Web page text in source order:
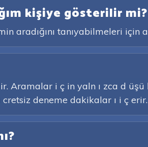
kişiye gösterilir mi?
aradığını tanıyabilmeleri için
Aramalar i ç in yaln ı zca d üşü
deneme dakikalar ı i ç erir.